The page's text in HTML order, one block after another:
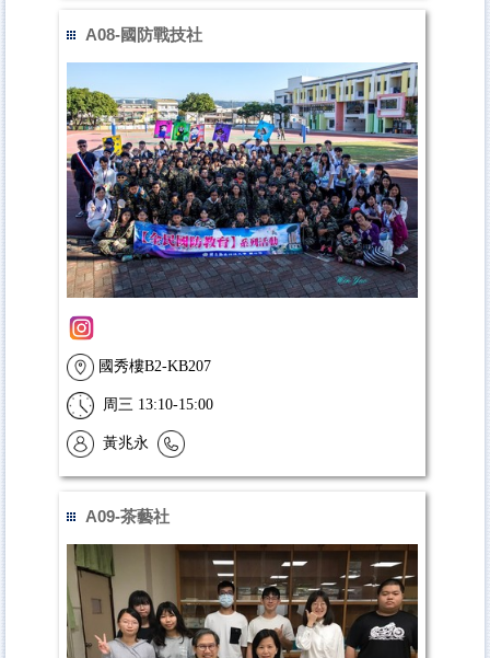
A08-國防戰技社
國秀樓B2-KB207
周三 13:10-15:00
黃兆永
A09-茶藝社